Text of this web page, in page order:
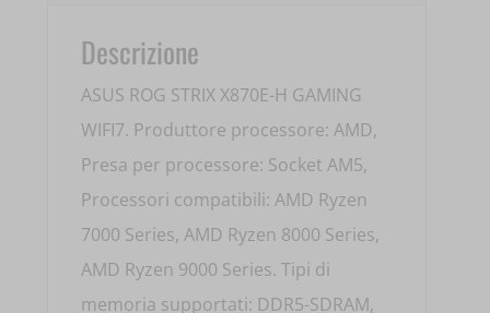
Descrizione
ASUS ROG STRIX X870E-H GAMING
WIFI7. Produttore processore: AMD,
Presa per processore: Socket AM5,
Processori compatibili: AMD Ryzen
7000 Series, AMD Ryzen 8000 Series,
AMD Ryzen 9000 Series. Tipi di
memoria supportati: DDR5-SDRAM,